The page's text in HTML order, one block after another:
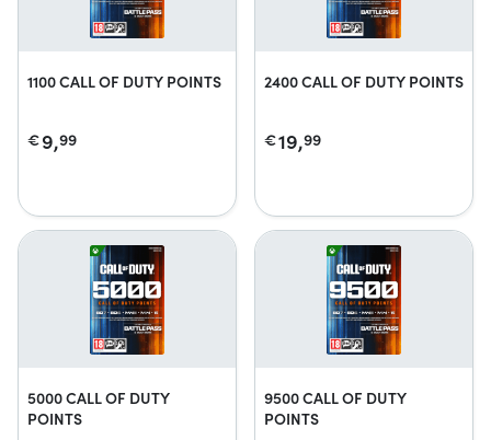
1100 CALL OF DUTY POINTS
€9,99
2400 CALL OF DUTY POINTS
€19,99
5000 CALL OF DUTY
POINTS
9500 CALL OF DUTY
POINTS